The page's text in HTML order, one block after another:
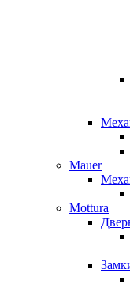
Mauer
Mottura